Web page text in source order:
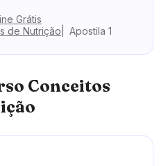
Grátis
de Nutrição
Apostila 1
Conceitos